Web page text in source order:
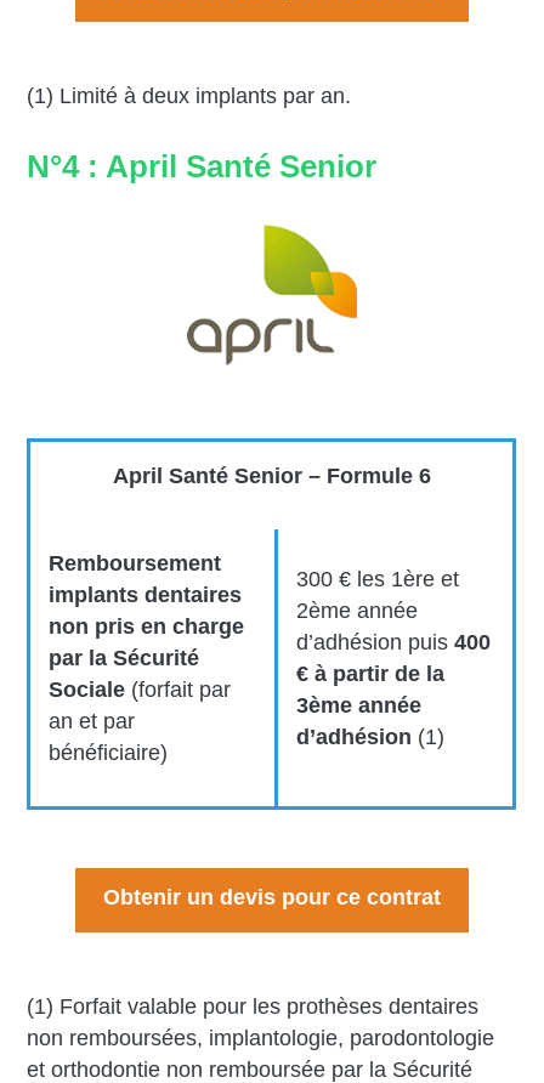
(1) Limité à deux implants par an.
N°4 : April Santé Senior
April Santé Senior – Formule 6
Remboursement
implants dentaires
non pris en charge
par la Sécurité
Sociale (forfait par
an et par
bénéficiaire)
300 € les 1ère et
2ème année
d’adhésion puis 400
€ à partir de la
3ème année
d’adhésion (1)
Obtenir un devis pour ce contrat
(1) Forfait valable pour les prothèses dentaires
non remboursées, implantologie, parodontologie
et orthodontie non remboursée par la Sécurité